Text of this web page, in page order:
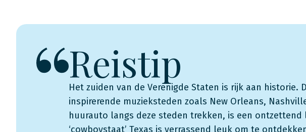
Reistip
Het zuiden van de Verenigde Staten is rijk aan historie.
inspirerende muzieksteden zoals New Orleans,
huurauto langs deze steden trekken, is een ontzettend
‘cowboystaat’ Texas is verrassend leuk om te